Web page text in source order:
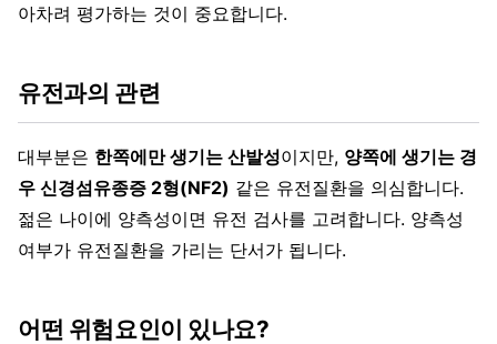
아차려 평가하는 것이 중요합니다.
유전과의 관련
대부분은 한쪽에만 생기는 산발성이지만, 양쪽에 생기는 경
우 신경섬유종증 2형(NF2) 같은 유전질환을 의심합니다.
젊은 나이에 양측성이면 유전 검사를 고려합니다. 양측성
여부가 유전질환을 가리는 단서가 됩니다.
어떤 위험요인이 있나요?